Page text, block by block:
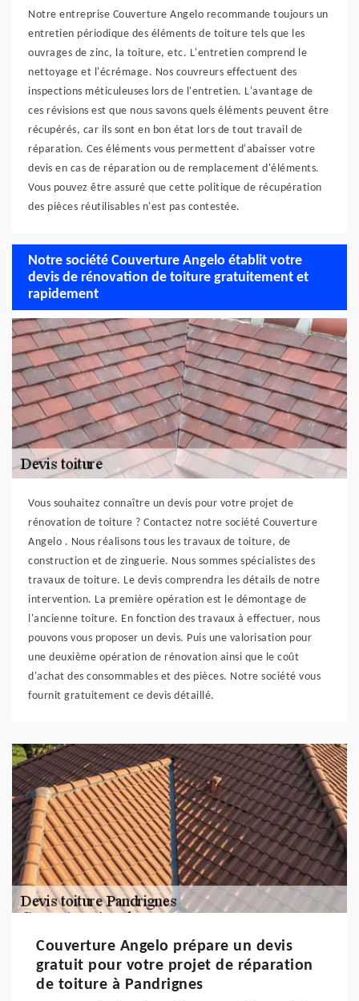
Notre entreprise Couverture Angelo recommande toujours un
entretien périodique des éléments de toiture tels que les
ouvrages de zinc, la toiture, etc. L'entretien comprend le
nettoyage et l'écrémage. Nos couvreurs effectuent des
inspections méticuleuses lors de l'entretien. L'avantage de
ces révisions est que nous savons quels éléments peuvent être
récupérés, car ils sont en bon état lors de tout travail de
réparation. Ces éléments vous permettent d'abaisser votre
devis en cas de réparation ou de remplacement d'éléments.
Vous pouvez être assuré que cette politique de récupération
des pièces réutilisables n'est pas contestée.
Notre société Couverture Angelo établit votre
devis de rénovation de toiture gratuitement et
rapidement
Vous souhaitez connaître un devis pour votre projet de
rénovation de toiture ? Contactez notre société Couverture
Angelo . Nous réalisons tous les travaux de toiture, de
construction et de zinguerie. Nous sommes spécialistes des
travaux de toiture. Le devis comprendra les détails de notre
intervention. La première opération est le démontage de
l'ancienne toiture. En fonction des travaux à effectuer, nous
pouvons vous proposer un devis. Puis une valorisation pour
une deuxième opération de rénovation ainsi que le coût
d'achat des consommables et des pièces. Notre société vous
fournit gratuitement ce devis détaillé.
Couverture Angelo prépare un devis
gratuit pour votre projet de réparation
de toiture à Pandrignes